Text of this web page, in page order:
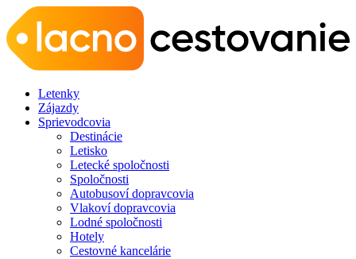
Letenky
Zájazdy
Sprievodcovia
Destinácie
Letisko
Letecké spoločnosti
Spoločnosti
Autobusoví dopravcovia
Vlakoví dopravcovia
Lodné spoločnosti
Hotely
Cestovné kancelárie